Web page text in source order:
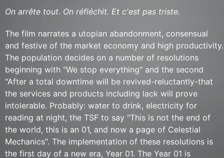
On arrête tout. On réfléchit. Et c'est pas triste.
The film narrates a utopian abandonment, consensual
and festive of the market economy and high productivity.
The population decides on a number of resolutions
beginning with "We stop everything" and the second
"After a total downtime will be revived-reluctantly-that
the services and products including lack will prove
intolerable. Probably: water to drink, electricity for
reading at night, the TSF to say "This is not the end of
the world, this is an 01, and now a page of Celestial
Mechanics". The implementation of these resolutions is
the first day of a new era, Year 01. The Year 01 is